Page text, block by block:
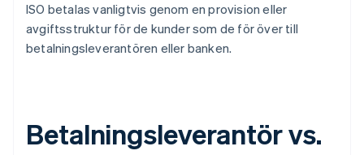
ISO betalas vanligtvis genom en provision eller
avgiftsstruktur för de kunder som de för över till
betalningsleverantören eller banken.
Betalningsleverantör vs.